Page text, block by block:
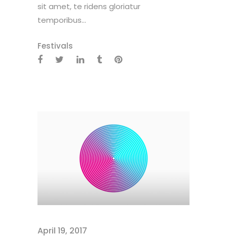
sit amet, te ridens gloriatur
temporibus...
Festivals
April 19, 2017